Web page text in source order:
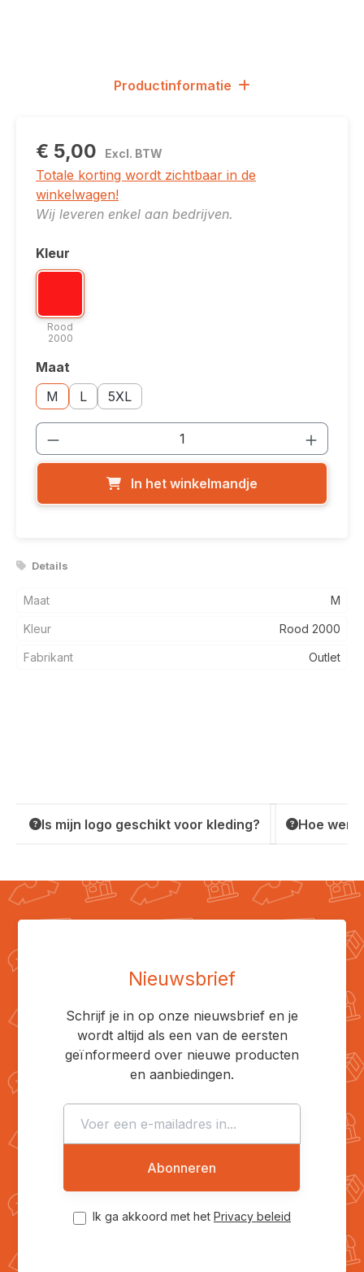
Productinformatie
€ 5,00 Excl. BTW
Totale korting wordt zichtbaar in de
winkelwagen!
Wij leveren enkel aan bedrijven.
Selecteer
Kleur
Kleuroptie: Rood 2000
Rood
2000
Selecteer
Maat
M
Maatoptie: M
L
Maatoptie: L
5XL
Maatoptie: 5XL
Producthoeveelheid: Voer de
In het winkelmandje
Details
Maat M
Kleur Rood 2000
Fabrikant Outlet
Is mijn logo geschikt voor kleding? Hoe
Nieuwsbrief
Schrijf je in op onze nieuwsbrief en je
wordt altijd als een van de eersten
geïnformeerd over nieuwe producten
en aanbiedingen.
Abonneren
Ik ga akkoord met het Privacy beleid